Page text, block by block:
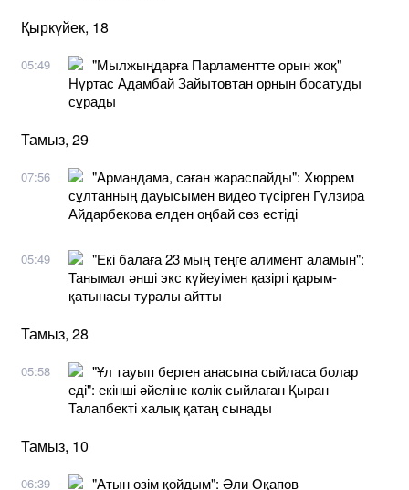
Қыркүйек, 18
05:49
"Мылжыңдарға Парламентте орын жоқ"
Нұртас Адамбай Зайытовтан орнын босатуды
сұрады
Тамыз, 29
07:56
"Армандама, саған жараспайды": Хюррем
сұлтанның дауысымен видео түсірген Гүлзира
Айдарбекова елден оңбай сөз естіді
05:49
"Екі балаға 23 мың теңге алимент аламын":
Танымал әнші экс күйеуімен қазіргі қарым-
қатынасы туралы айтты
Тамыз, 28
05:58
"Ұл тауып берген анасына сыйласа болар
еді": екінші әйеліне көлік сыйлаған Қыран
Талапбекті халық қатаң сынады
Тамыз, 10
06:39 "Атын өзім қойдым": Әли Оқапов